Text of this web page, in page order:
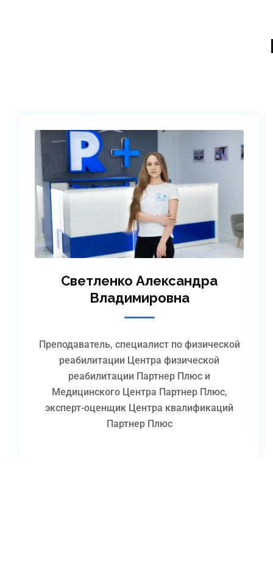
врач-косметолог, специалист инъекционных
методик, эксперт-оценщик направления
косметологии
Подробнее
Светленко Александра
Владимировна
Преподаватель, специалист по физической
реабилитации Центра физической
реабилитации Партнер Плюс и
Медицинского Центра Партнер Плюс,
эксперт-оценщик Центра квалификаций
Партнер Плюс